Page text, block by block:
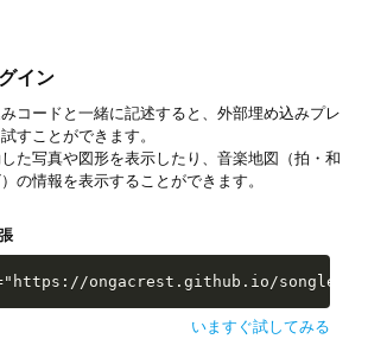
イン
コードと一緒に記述すると、外部埋め込みプレ
すことができます。
た写真や図形を表示したり、音楽地図（拍・和
の情報を表示することができます。
ongacrest.github.io/songle-
いますぐ試してみる